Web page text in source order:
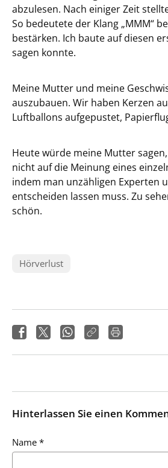
abzulesen. Nach einiger Zeit
So bedeutete der Klang „MMM“
bestärken. Ich baute auf diesen
sagen konnte.
Meine Mutter und meine
auszubauen. Wir haben Kerzen
Luftballons aufgepustet,
Heute würde meine Mutter
nicht auf die Meinung eines
indem man unzähligen Experten
entscheiden lassen muss. Zu
schön.
Hörverlust
Hinterlassen Sie einen
Name *